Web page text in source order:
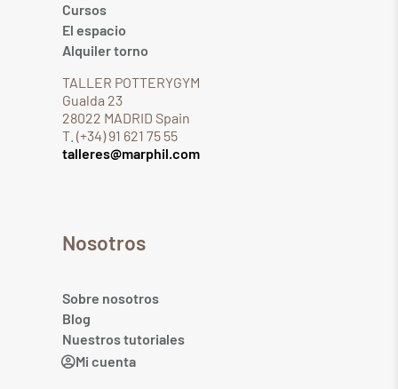
Cursos
El espacio
Alquiler torno
TALLER POTTERYGYM
Gualda 23
28022 MADRID Spain
T. (+34) 91 621 75 55
talleres@marphil.com
Nosotros
Sobre nosotros
Blog
Nuestros tutoriales
Mi cuenta